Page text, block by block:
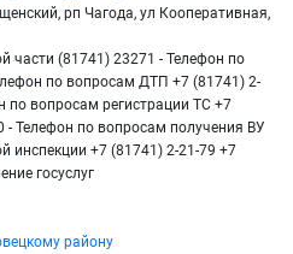
рп Чагода, ул Кооперативная,
части (81741) 23271 - Телефон по
по вопросам ДТП +7 (81741) 2-
по вопросам регистрации ТС +7
- Телефон по вопросам получения ВУ
инспекции +7 (81741) 2-21-79 +7
госуслуг
району